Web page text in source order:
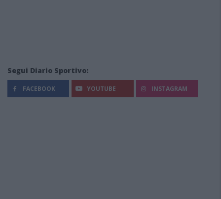
Segui Diario Sportivo:
FACEBOOK YOUTUBE INSTAGRAM